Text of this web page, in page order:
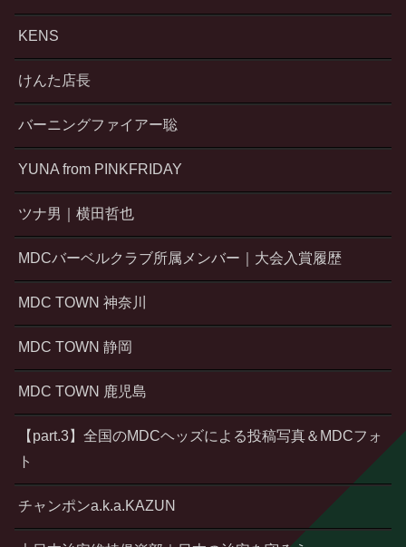
KENS
けんた店長
バーニングファイアー聡
YUNA from PINKFRIDAY
ツナ男｜横田哲也
MDCバーベルクラブ所属メンバー｜大会入賞履歴
MDC TOWN 神奈川
MDC TOWN 静岡
MDC TOWN 鹿児島
【part.3】全国のMDCヘッズによる投稿写真＆MDCフォ
ト
チャンポンa.k.a.KAZUN